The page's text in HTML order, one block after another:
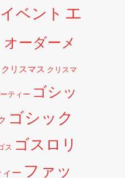
イベント エ
オーダーメ
クリスマス クリスマ
ティー ゴシッ
ゴシック
ス ゴスロリ
ー ファッ